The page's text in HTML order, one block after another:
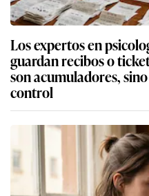
Los expertos en
guardan recibos o
son acumuladores,
control